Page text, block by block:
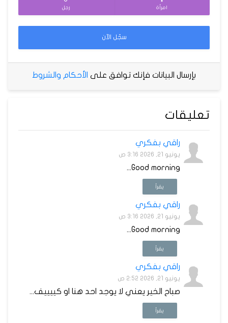
امرأة رجل
سجّل الآن
بإرسال البيانات فإنك توافق على الأحكام والشروط
تعليقات
راقي بفكري
يونيو 21, 2026 3:16 ص
Good morning...
يقرأ
راقي بفكري
يونيو 21, 2026 3:16 ص
Good morning...
يقرأ
راقي بفكري
يونيو 21, 2026 2:52 ص
صباح الخير يعني لا يوجد احد هنا او كييييف...
يقرأ